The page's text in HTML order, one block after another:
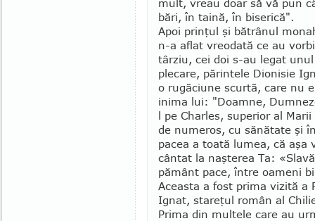
mult, vreau doar să vă pun
bări, în taină, în biserică".
Apoi prinţul şi bătrânul
n-a aflat vreodată ce au
târziu, cei doi s-au legat
plecare, părintele Dionisie
o rugăciune scurtă, care nu
inima lui: "Doam­ne,
l pe Charles, superior al
de numeros, cu sănătate şi
pacea a toată lumea, că aşa
cântat la naşterea Ta:
pământ pace, între oameni
Aceasta a fost prima vizită a
Ignat, stare­ţul român al
Prima din multele care au